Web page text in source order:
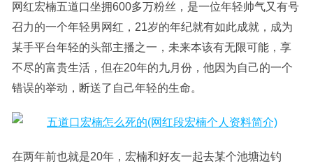
网红宏楠五道口坐拥600多万粉丝，是一位年轻帅气又有号
召力的一个年轻男网红，21岁的年纪就有如此成就，成为
某手平台年轻的头部主播之一，未来本该有无限可能，享
不尽的富贵生活，但在20年的九月份，他因为自己的一个
错误的举动，断送了自己年轻的生命。
在两年前也就是20年，宏楠和好友一起去某个池塘边钓